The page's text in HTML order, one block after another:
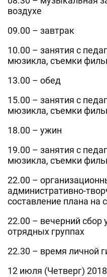
воздухе
09.00 – завтрак
10.00 – занятия с
мюзикла, съемки
13.00 – обед
15.00 – занятия с
мюзикла, съемки
18.00 – ужин
19.00 – занятия с
мюзикла, съемки
22.00 –
административно-
составление плана на
22.00 – вечерний сбор
отрядных группах
22.30 – время личной
12 июля (Четверг) 2018